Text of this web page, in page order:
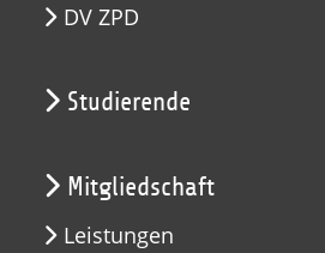
DV ZPD
Studierende
Mitgliedschaft
Leistungen